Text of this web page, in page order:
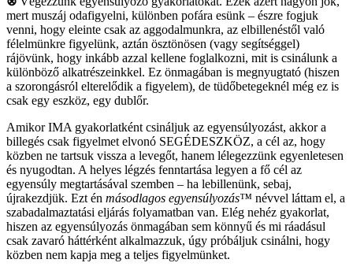
mert muszáj odafigyelni, különben pofára esünk – észre fogjuk
venni, hogy eleinte csak az aggodalmunkra, az elbillenéstől való
félelmünkre figyelünk, aztán ösztönösen (vagy segítséggel)
rájövünk, hogy inkább azzal kellene foglalkozni, mit is csinálunk a
különböző alkatrészeinkkel. Ez önmagában is megnyugtató (hiszen
a szorongásról elterelődik a figyelem), de tüdőbetegeknél még ez is
csak egy eszköz, egy dublőr.
Amikor IMA gyakorlatként csináljuk az egyensúlyozást, akkor a
billegés csak figyelmet elvonó SEGÉDESZKÖZ, a cél az, hogy
közben ne tartsuk vissza a levegőt, hanem lélegezzünk egyenletesen
és nyugodtan. A helyes légzés fenntartása legyen a fő cél az
egyensúly megtartásával szemben – ha lebillenünk, sebaj,
újrakezdjük. Ezt én másodlagos egyensúlyozás™ névvel láttam el, a
szabadalmaztatási eljárás folyamatban van. Elég nehéz gyakorlat,
hiszen az egyensúlyozás önmagában sem könnyű és mi ráadásul
csak zavaró háttérként alkalmazzuk, úgy próbáljuk csinálni, hogy
közben nem kapja meg a teljes figyelmünket.